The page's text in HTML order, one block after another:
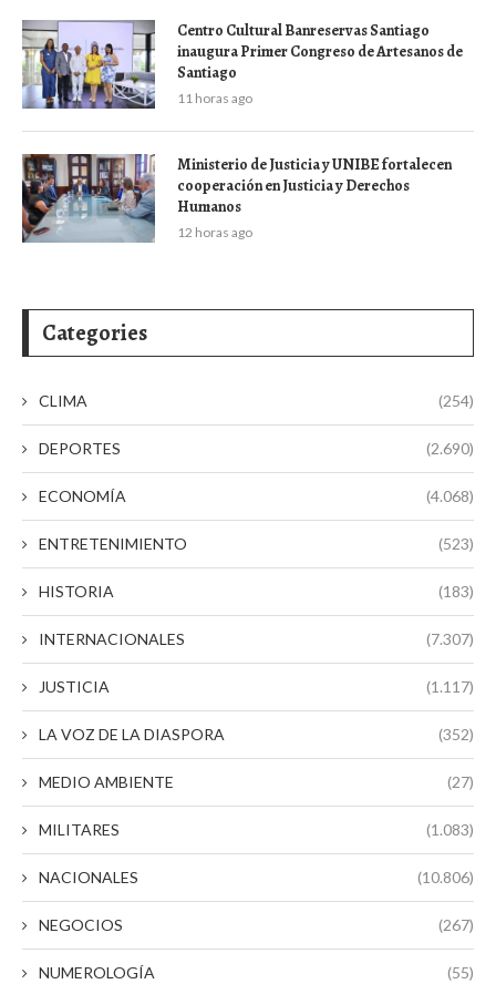
Centro Cultural Banreservas Santiago
inaugura Primer Congreso de Artesanos de
Santiago
11 horas ago
Ministerio de Justicia y UNIBE fortalecen
cooperación en Justicia y Derechos
Humanos
12 horas ago
Categories
CLIMA (254)
DEPORTES (2.690)
ECONOMÍA (4.068)
ENTRETENIMIENTO (523)
HISTORIA (183)
INTERNACIONALES (7.307)
JUSTICIA (1.117)
LA VOZ DE LA DIASPORA (352)
MEDIO AMBIENTE (27)
MILITARES (1.083)
NACIONALES (10.806)
NEGOCIOS (267)
NUMEROLOGÍA (55)